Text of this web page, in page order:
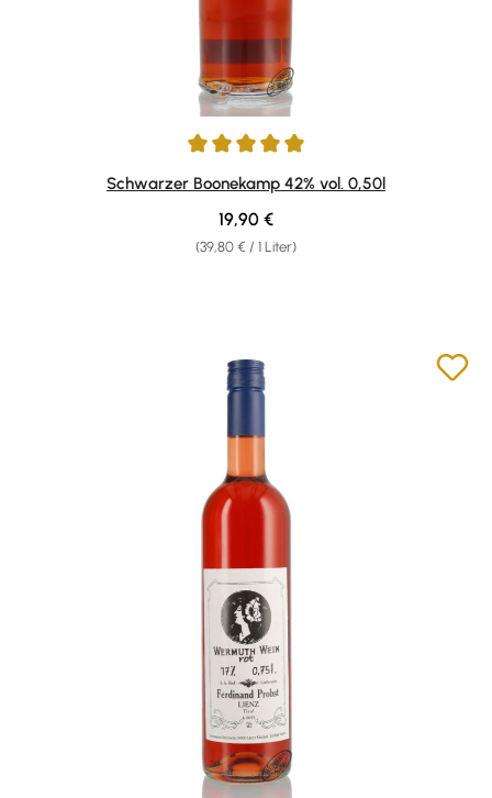
Durchschnittliche Bewertung von 5 von 5 Sternen
Schwarzer Boonekamp 42% vol. 0,50l
(39,80 € / 1 Liter)
Regulärer Preis:
19,90 €